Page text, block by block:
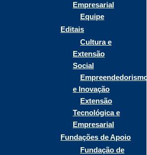
Empresarial
Equipe
Editais
Cultura e
Extensão
Social
Empreendedorismo
e Inovação
Extensão
Tecnológica e
Empresarial
Fundações de Apoio
Fundação de